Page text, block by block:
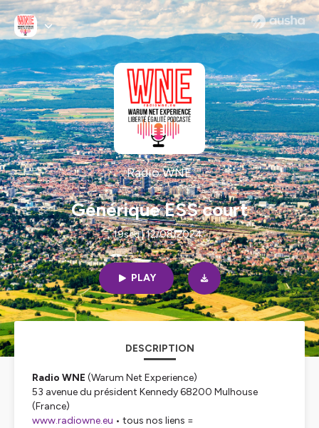
Radio WNE
Générique ESS court
19sec | 12/08/2024
PLAY
DESCRIPTION
Radio WNE (Warum Net Experience)
53 avenue du président Kennedy 68200 Mulhouse
(France)
www.radiowne.eu • tous nos liens =